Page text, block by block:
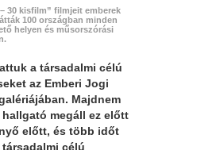
30 kisfilm” filmjeit emberek
100 országban minden
helyen és műsorszórási
a társadalmi célú
az Emberi Jogi
Majdnem
hallgató megáll ez előtt
előtt, és több időt
célú